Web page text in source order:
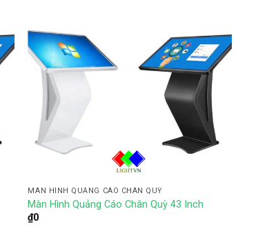
Add to
wishlist
MÀN HÌNH QUẢNG CÁO CHÂN QUỲ
Màn Hình Quảng Cáo Chân Quỳ 43 Inch
₫0